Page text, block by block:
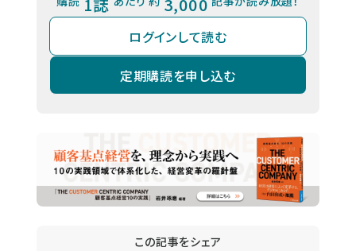
ログインして読む
定期購読を申し込む
この記事をシェア